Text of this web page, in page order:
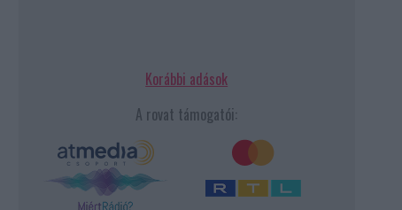
Korábbi adások
A rovat támogatói: